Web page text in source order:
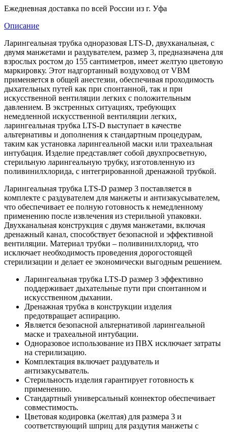
Ежедневная доставка по всей России из г. Уфа
Описание
Ларингеальная трубка одноразовая LTS-D, двухканальная, с
двумя манжетами и раздувателем, размер 3, предназначена для
взрослых ростом до 155 сантиметров, имеет желтую цветовую
маркировку. Этот надгортанный воздуховод от VBM
применяется в общей анестезии, обеспечивая проходимость
дыхательных путей как при спонтанной, так и при
искусственной вентиляции легких с положительным
давлением. В экстренных ситуациях, требующих
немедленной искусственной вентиляции легких,
ларингеальная трубка LTS-D выступает в качестве
альтернативы и дополнения к стандартным процедурам,
таким как установка ларингеальной маски или трахеальная
интубация. Изделие представляет собой двухпросветную,
стерильную ларингеальную трубку, изготовленную из
поливинилхлорида, с интегрированной дренажной трубкой.
Ларингеальная трубка LTS-D размер 3 поставляется в
комплекте с раздувателем для манжеты и антизакусывателем,
что обеспечивает ее полную готовность к немедленному
применению после извлечения из стерильной упаковки.
Двухканальная конструкция с двумя манжетами, включая
дренажный канал, способствует безопасной и эффективной
вентиляции. Материал трубки – поливинилхлорид, что
исключает необходимость проведения дорогостоящей
стерилизации и делает ее экономически выгодным решением.
Ларингеальная трубка LTS-D размер 3 эффективно
поддерживает дыхательные пути при спонтанном и
искусственном дыхании.
Дренажная трубка в конструкции изделия
предотвращает аспирацию.
Является безопасной альтернативой ларингеальной
маске и трахеальной интубации.
Одноразовое использование из ПВХ исключает затраты
на стерилизацию.
Комплектация включает раздуватель и
антизакусыватель.
Стерильность изделия гарантирует готовность к
применению.
Стандартный универсальный коннектор обеспечивает
совместимость.
Цветовая кодировка (желтая) для размера 3 и
соответствующий шприц для раздутия манжеты с